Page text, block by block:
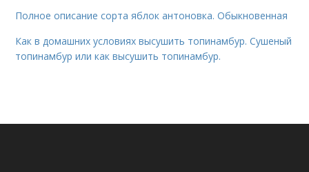
Полное описание сорта яблок антоновка. Обыкновенная
Как в домашних условиях высушить топинамбур. Сушеный
топинамбур или как высушить топинамбур.